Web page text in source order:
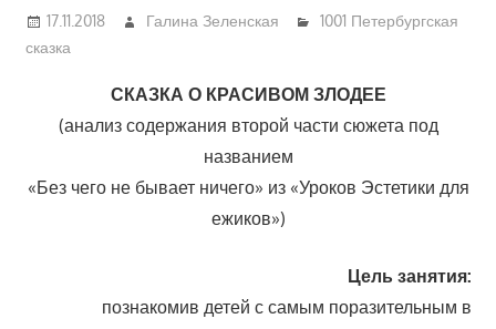
17.11.2018 Галина Зеленская
1001 Петербургская
сказка
СКАЗКА О КРАСИВОМ ЗЛОДЕЕ
(анализ содержания второй части сюжета под
названием
«Без чего не бывает ничего» из «Уроков Эстетики для
ежиков»)
Цель занятия:
познакомив детей с самым поразительным в